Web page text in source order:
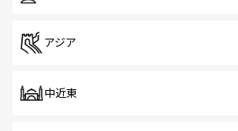
アジア
中近東